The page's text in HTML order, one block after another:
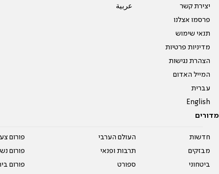
יצירת קשר
פרסמו אצלנו
תנאי שימוש
מדיניות פרטיות
הצהרת נגישות
המייל האדום
עברית
English
عربية
מדורים
חדשות
מבזקים
ביטחוני
העולם הערבי
תרבות ופנאי
ספורט
פורום
פורום
פורום